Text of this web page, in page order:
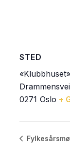
STED
«Klubbhuset»
Oslo
0271 +